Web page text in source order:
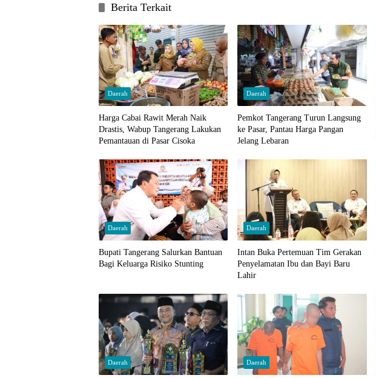
Berita Terkait
Daerah
Harga Cabai Rawit Merah Naik
Drastis, Wabup Tangerang Lakukan
Pemantauan di Pasar Cisoka
Daerah
Pemkot Tangerang Turun Langsung
ke Pasar, Pantau Harga Pangan
Jelang Lebaran
Daerah
Bupati Tangerang Salurkan Bantuan
Bagi Keluarga Risiko Stunting
Daerah
Intan Buka Pertemuan Tim Gerakan
Penyelamatan Ibu dan Bayi Baru
Lahir
Daerah Daerah